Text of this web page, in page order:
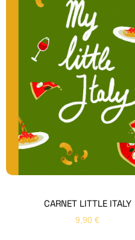
CARNET LITTLE ITALY
9,90 €